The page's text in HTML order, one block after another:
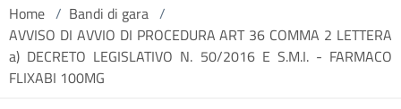
Home / Bandi di gara /
AVVISO DI AVVIO DI PROCEDURA ART 36 COMMA 2 LETTERA
a) DECRETO LEGISLATIVO N. 50/2016 E S.M.I. - FARMACO
FLIXABI 100MG